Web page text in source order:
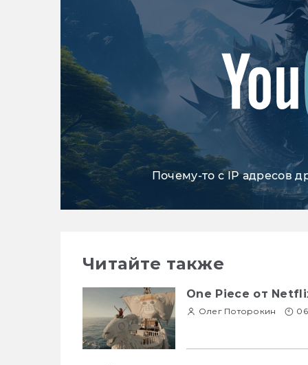
Почему-то с IP адресов
Читайте также
One Piece от
Олег Поторокин